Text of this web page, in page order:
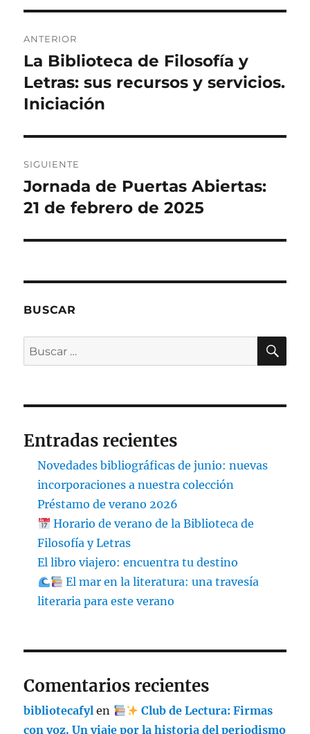
de
entradas
ANTERIOR
Entrada
anterior:
La Biblioteca de Filosofía y
Letras: sus recursos y servicios.
Iniciación
SIGUIENTE
Entrada
siguiente:
Jornada de Puertas Abiertas:
21 de febrero de 2025
BUSCAR
Buscar
por:
Entradas recientes
Novedades bibliográficas de junio: nuevas
incorporaciones a nuestra colección
Préstamo de verano 2026
Horario de verano de la Biblioteca de
Filosofía y Letras
El libro viajero: encuentra tu destino
El mar en la literatura: una travesía
literaria para este verano
Comentarios recientes
bibliotecafyl en
Club de Lectura: Firmas
con voz. Un viaje por la historia del periodismo